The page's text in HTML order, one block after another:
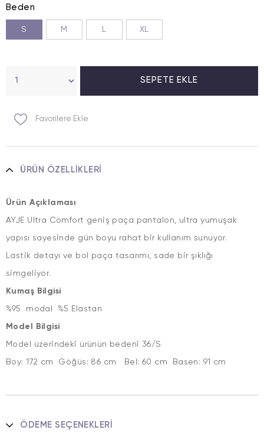
Beden
S M XL
Favorilere Ekle
ÜRÜN ÖZELLIKLERI
Ürün Açıklaması
AYJE Ultra Comfort geniş paça pantalon, ultra yumuşak
yapısı sayesinde gün boyu rahat bir kullanım sunuyor.
Lastik detayı ve bol paça tasarımı, sade bir şıklığı
simgeliyor.
Kumaş Bilgisi
%95 modal %5 Elastan
Model Bilgisi
Model üzerindeki ürünün bedeni 36/S
Boy: 172 cm Göğüs: 86 cm Bel: 60 cm Basen: 91 cm
ÖDEME SEÇENEKLERI